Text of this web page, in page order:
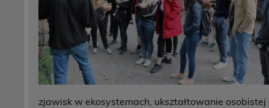
zjawisk w ekosystemach, ukształtowanie